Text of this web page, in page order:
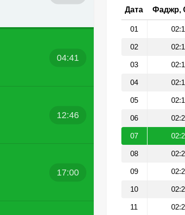
04:41
12:46
17:00
Дата Фаджр,
01
02
03
04
05
06
07
08
09
10
11